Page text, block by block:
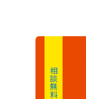
相談無料